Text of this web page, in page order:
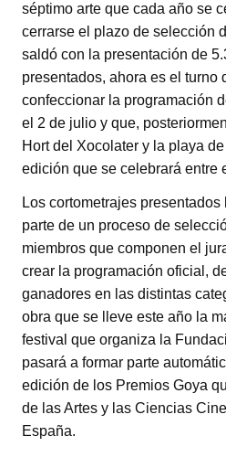
séptimo arte que cada año se
cerrarse el plazo de selección
saldó con la presentación de
presentados, ahora es el turno
confeccionar la programación
el 2 de julio y que,
Hort del Xocolater y la playa
edición que se celebrará entre
Los cortometrajes
parte de un proceso de
miembros que componen el
crear la programación oficial,
ganadores en las distintas
obra que se lleve este año la
festival que organiza la
pasará a formar parte
edición de los Premios Goya
de las Artes y las Ciencias
España.